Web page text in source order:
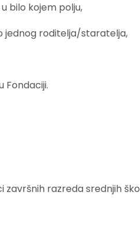
bilo kojem polju,
jednog roditelja/staratelja,
razreda srednjih